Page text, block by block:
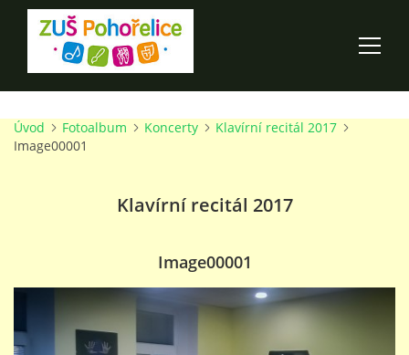
ÚVOD
PRO RODIČE
Úvod Fotoalbum Koncerty
Klavírní recitál 2017
Image00001
Klavírní recitál 2017
Image00001